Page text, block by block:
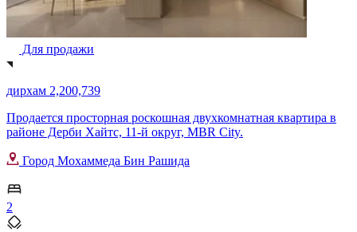
Для продажи
дирхам 2,200,739
Продается просторная роскошная двухкомнатная квартира в
районе Дерби Хайтс, 11-й округ, MBR City.
Город Мохаммеда Бин Рашида
2